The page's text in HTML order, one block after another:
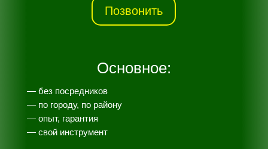
Позвонить
Основное:
— без посредников
— по городу, по району
— опыт, гарантия
— свой инструмент